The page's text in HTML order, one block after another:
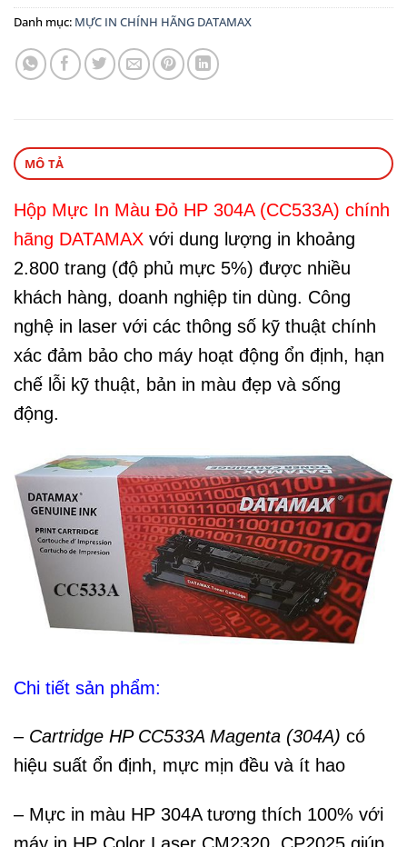
Danh mục: MỰC IN CHÍNH HÃNG DATAMAX
MÔ TẢ
Hộp Mực In Màu Đỏ HP 304A (CC533A) chính
hãng DATAMAX với dung lượng in khoảng
2.800 trang (độ phủ mực 5%) được nhiều
khách hàng, doanh nghiệp tin dùng. Công
nghệ in laser với các thông số kỹ thuật chính
xác đảm bảo cho máy hoạt động ổn định, hạn
chế lỗi kỹ thuật, bản in màu đẹp và sống
động.
Chi tiết sản phẩm:
– Cartridge HP CC533A Magenta (304A) có
hiệu suất ổn định, mực mịn đều và ít hao
– Mực in màu HP 304A tương thích 100% với